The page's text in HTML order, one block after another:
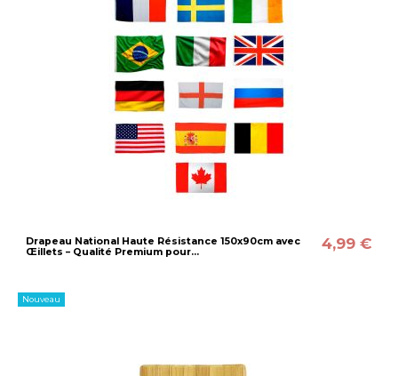
Drapeau National Haute Résistance 150x90cm avec
Œillets – Qualité Premium pour...
4,99 €
Nouveau